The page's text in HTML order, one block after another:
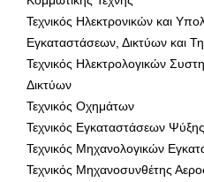
Τεχνικός Ηλεκτρονικών και
Εγκαταστάσεων, Δικτύων και
Τεχνικός Ηλεκτρολογικών
Δικτύων
Τεχνικός Οχημάτων
Τεχνικός Εγκαταστάσεων
Τεχνικός Μηχανολογικών
Τεχνικός Μηχανοσυνθέτης